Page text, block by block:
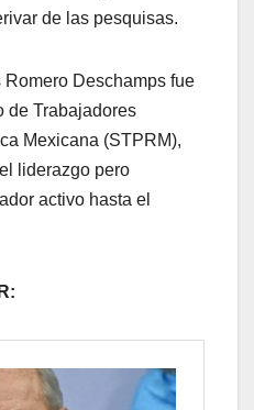
de las pesquisas.
Deschamps fue
de Trabajadores
Mexicana (STPRM),
liderazgo pero
activo hasta el